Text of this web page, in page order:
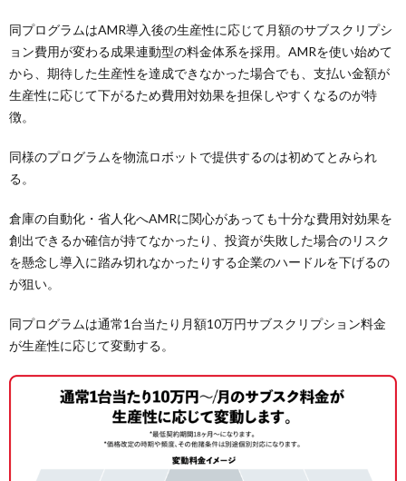
同プログラムはAMR導入後の生産性に応じて月額のサブスクリプシ
ョン費用が変わる成果連動型の料金体系を採用。AMRを使い始めて
から、期待した生産性を達成できなかった場合でも、支払い金額が
生産性に応じて下がるため費用対効果を担保しやすくなるのが特
徴。
同様のプログラムを物流ロボットで提供するのは初めてとみられ
る。
倉庫の自動化・省人化へAMRに関心があっても十分な費用対効果を
創出できるか確信が持てなかったり、投資が失敗した場合のリスク
を懸念し導入に踏み切れなかったりする企業のハードルを下げるの
が狙い。
同プログラムは通常1台当たり月額10万円サブスクリプション料金
が生産性に応じて変動する。